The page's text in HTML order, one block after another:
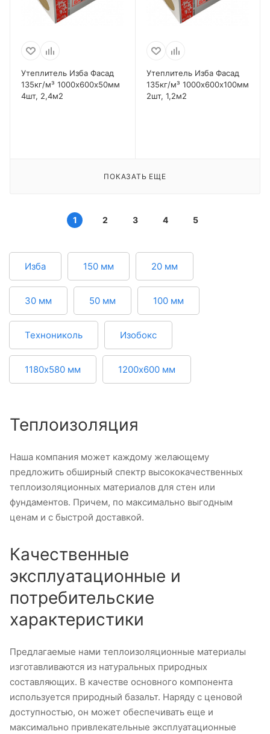
Утеплитель Изба Фасад
135кг/м³ 1000х600х50мм
4шт, 2,4м2
Утеплитель Изба Фасад
135кг/м³ 1000х600х100мм
2шт, 1,2м2
ПОКАЗАТЬ ЕЩЕ
1 2 3 4 5
Изба 150 мм 20 мм
30 мм 50 мм 100 мм
Технониколь Изобокс
1180х580 мм 1200х600 мм
Теплоизоляция
Наша компания может каждому желающему
предложить обширный спектр высококачественных
теплоизоляционных материалов для стен или
фундаментов. Причем, по максимально выгодным
ценам и с быстрой доставкой.
Качественные
эксплуатационные и
потребительские
характеристики
Предлагаемые нами теплоизоляционные материалы
изготавливаются из натуральных природных
составляющих. В качестве основного компонента
используется природный базальт. Наряду с ценовой
доступностью, он может обеспечивать еще и
максимально привлекательные эксплуатационные